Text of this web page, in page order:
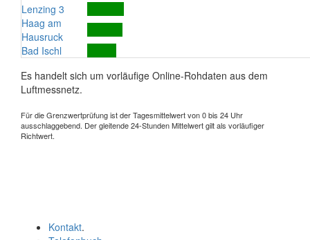
Lenzing 3
Haag am
Hausruck
Bad Ischl
Es handelt sich um vorläufige Online-Rohdaten aus dem
Luftmessnetz.
Für die Grenzwertprüfung ist der Tagesmittelwert von 0 bis 24 Uhr
ausschlaggebend. Der gleitende 24-Stunden Mittelwert gilt als vorläufiger
Richtwert.
Kontakt.